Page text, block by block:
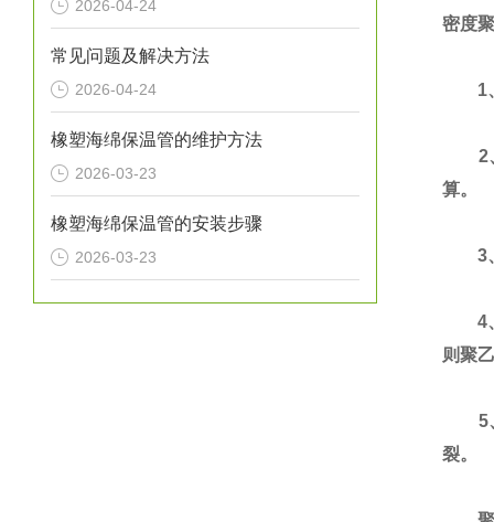
2026-04-24
常见问题及解决方法
2026-04-24
橡塑海绵保温管的维护方法
2026-03-23
橡塑海绵保温管的安装步骤
2026-03-23
密度
1、
2、
算。
3、
4、
则聚
5
裂。